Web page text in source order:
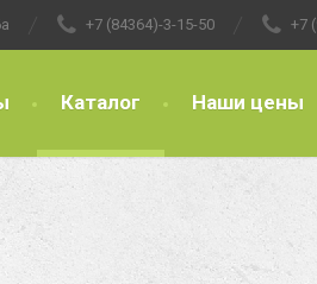
+7 (84364)-3-15-50 +7
Каталог Наши цены